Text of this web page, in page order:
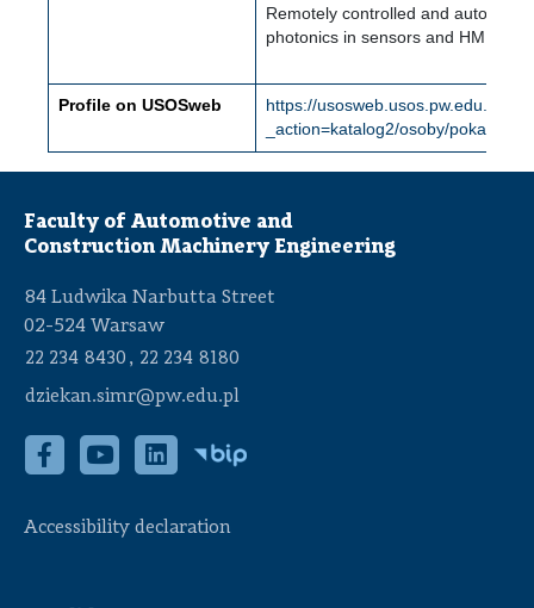
Remotely controlled and
photonics in sensors and HMI,
Profile on USOSweb
https://usosweb.usos.pw.edu.pl/
_action=katalog2/osoby/
Faculty of Automotive and
Construction Machinery Engineering
84 Ludwika Narbutta Street
02-524 Warsaw
22 234 8430 , 22 234 8180
dziekan.simr@pw.edu.pl
Accessibility declaration